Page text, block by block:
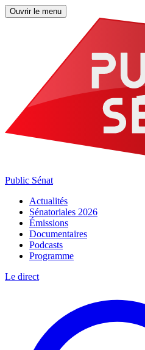
Ouvrir le menu
Public Sénat
Actualités
Sénatoriales 2026
Émissions
Documentaires
Podcasts
Programme
Le direct